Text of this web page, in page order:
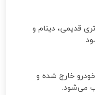
قدیمی، دینام و
خارج شده و
می‌شود.